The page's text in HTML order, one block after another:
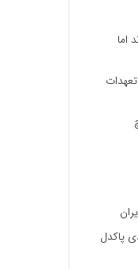
اما
تعهدات
پاکدل